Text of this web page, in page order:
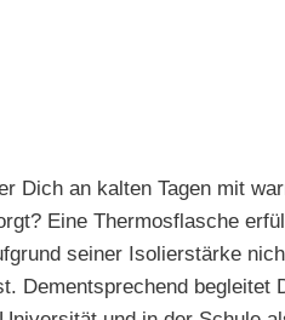
Dich an kalten Tagen mit
Eine Thermosflasche
seiner Isolierstärke
Dementsprechend begleitet